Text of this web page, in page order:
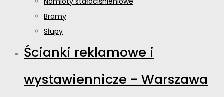
Bramy
Słupy
Ścianki reklamowe i
wystawiennicze - Warszawa